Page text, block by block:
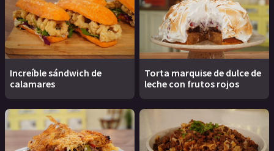
Increíble sándwich de
calamares
Torta marquise de dulce de
leche con frutos rojos